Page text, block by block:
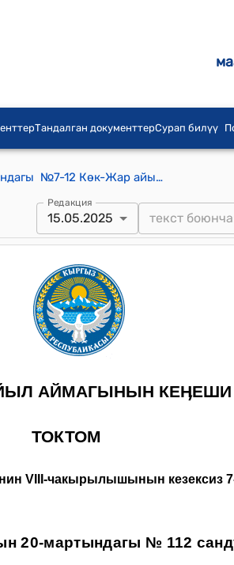
Тандалган документтерСурап билүү
Көк-Жар айылдык кеңешинин 2025-жылдын 15-майындагы №7-12 Көк-Жар айыл өкмөтүнүн 2025-жылдын 20-мартындагы № 112 сандуу катын кароо жөнүндө токтому
Редакция
15.05.2025